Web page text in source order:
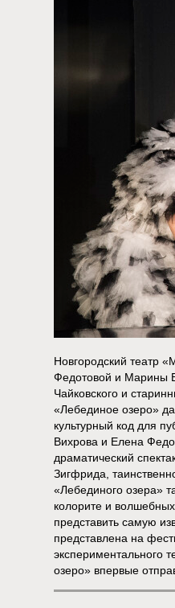
Новгородский театр
Федотовой и Марины
Чайковского и
«Лебединое озеро»
культурный код для
Вихрова и Елена
драматический
Зигфрида,
«Лебединого озера»
колорите и
представить самую
представлена на
экспериментального
озеро» впервые